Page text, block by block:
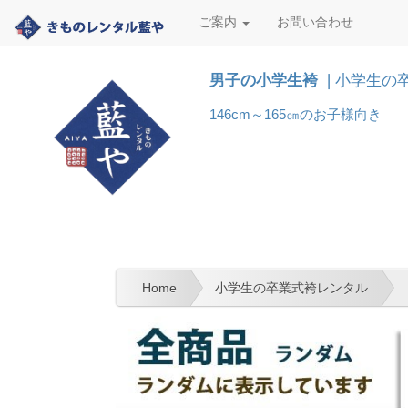
ご案内 お問い合わせ
男子の小学生袴 ❘小学生の
146cm～165㎝のお子様向き
Home 小学生の卒業式袴レンタル